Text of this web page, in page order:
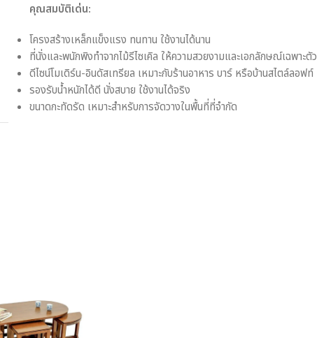
คุณสมบัติเด่น:
โครงสร้างเหล็กแข็งแรง ทนทาน ใช้งานได้นาน
ที่นั่งและพนักพิงทำจากไม้รีไซเคิล ให้ความสวยงามและเอกลักษณ์เฉพาะตัว
ดีไซน์โมเดิร์น-อินดัสเทรียล เหมาะกับร้านอาหาร บาร์ หรือบ้านสไตล์ลอฟท์
รองรับน้ำหนักได้ดี นั่งสบาย ใช้งานได้จริง
ขนาดกะทัดรัด เหมาะสำหรับการจัดวางในพื้นที่ที่จำกัด